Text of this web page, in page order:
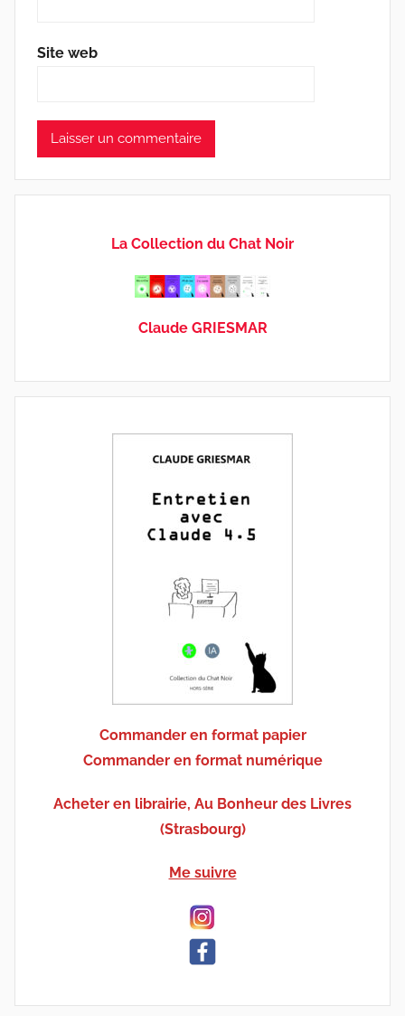
Site web
La Collection du Chat Noir
Claude GRIESMAR
Commander en format papier
Commander en format numérique
Acheter en librairie, Au Bonheur des Livres
(Strasbourg)
Me suivre